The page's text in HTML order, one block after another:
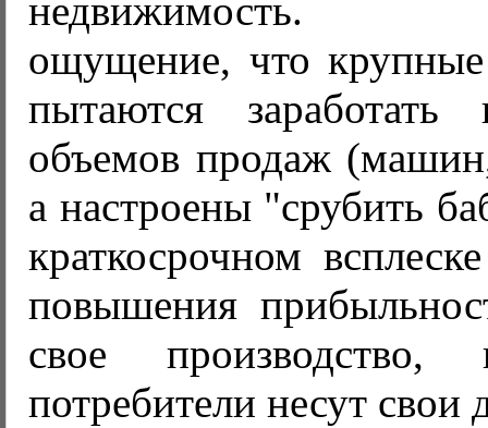
недвижимость.
ощущение, что
пытаются заработать
объемов продаж
а настроены "срубить
краткосрочном
повышения
свое производство,
потребители несут свои